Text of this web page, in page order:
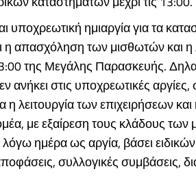
ημιαργία για τα
η απασχόληση των μισθωτών και η
της Μεγάλης Παρασκευής.
στις υποχρεωτικές
η λειτουργία των επιχειρήσεων
με εξαίρεση τους κλάδους των
ημέρα ως αργία, βάσει
συλλογικές συμβάσεις,